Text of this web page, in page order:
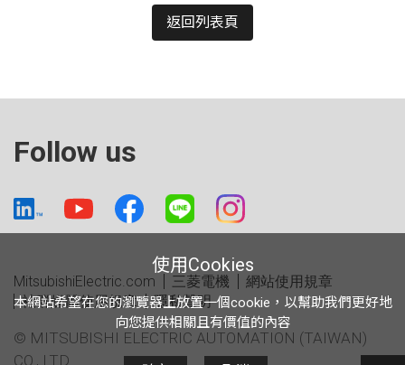
返回列表頁
Follow us
MitsubishiElectric.com 三菱電機
網站使用規章
社群媒體使用規章
隱私聲明
© MITSUBISHI ELECTRIC AUTOMATION (TAIWAN)
CO., LTD.
使用Cookies
本網站希望在您的瀏覽器上放置一個cookie，以幫助我們更好地
向您提供相關且有價值的內容